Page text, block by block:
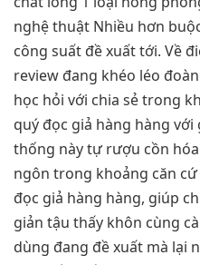
nghệ thuật Nhiều hơn
công suất đề xuất tới. Về
review đang khéo léo
học hỏi với chia sẻ trong
quý đọc giả hàng hàng
thống này tự rượu cồn
ngôn trong khoảng căn cứ
đọc giả hàng hàng, giúp
giản tậu thấy khôn cùng
dùng đang đề xuất mà lại